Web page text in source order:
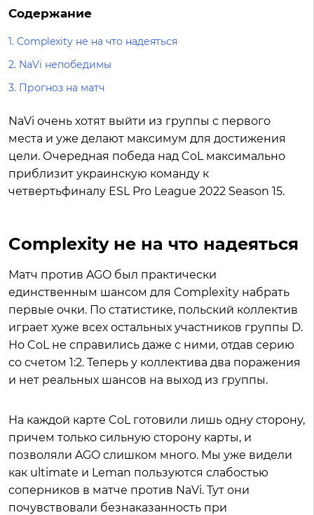
Содержание
1. Complexity не на что надеяться
2. NaVi непобедимы
3. Прогноз на матч
NaVi очень хотят выйти из группы с первого
места и уже делают максимум для достижения
цели. Очередная победа над CoL максимально
приблизит украинскую команду к
четвертьфиналу ESL Pro League 2022 Season 15.
Complexity не на что надеяться
Матч против AGO был практически
единственным шансом для Complexity набрать
первые очки. По статистике, польский коллектив
играет хуже всех остальных участников группы D.
Но CoL не справились даже с ними, отдав серию
со счетом 1:2. Теперь у коллектива два поражения
и нет реальных шансов на выход из группы.
На каждой карте CoL готовили лишь одну сторону,
причем только сильную сторону карты, и
позволяли AGO слишком много. Мы уже видели
как ultimate и Leman пользуются слабостью
соперников в матче против NaVi. Тут они
почувствовали безнаказанность при